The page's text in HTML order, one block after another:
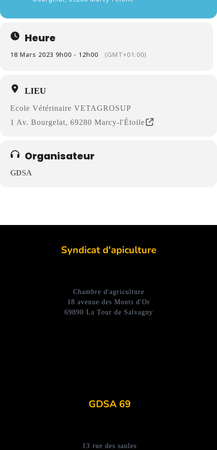
Heure
18 Mars 2023 9h00 - 12h00 (GMT+01:00)
LIEU
Ecole Vétérinaire VETAGROSUP
1 Av. Bourgelat, 69280 Marcy-l'Étoile
Organisateur
GDSA
Syndicat d'apiculture
Chambre d'agriculture
18 avenue des Monts d'Or
69890 La Tour de Salvagny
GDSA 69
13 rue des saules